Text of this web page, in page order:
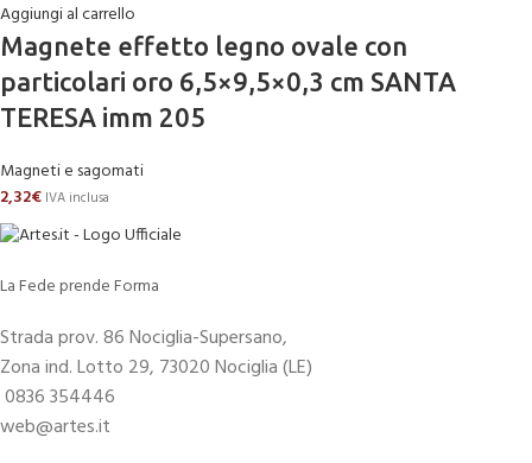
Aggiungi al carrello
Magnete effetto legno ovale con
particolari oro 6,5×9,5×0,3 cm SANTA
TERESA imm 205
Magneti e sagomati
2,32€ IVA inclusa
La Fede prende Forma
Strada prov. 86 Nociglia-Supersano,
Zona ind. Lotto 29, 73020 Nociglia (LE)
0836 354446
web@artes.it